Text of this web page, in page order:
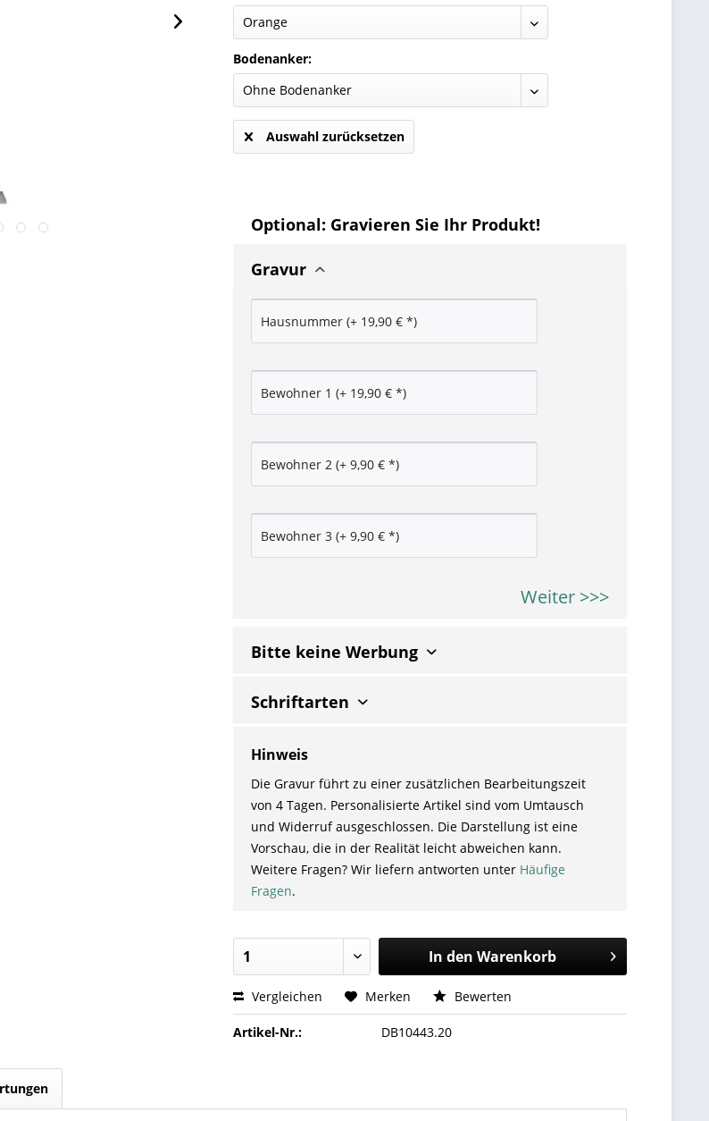
Bodenanker:
Auswahl zurücksetzen
Optional: Gravieren Sie Ihr Produkt!
Gravur
Weiter >>>
Bitte keine Werbung
Schriftarten
Hinweis
Die Gravur führt zu einer zusätzlichen Bearbeitungszeit
von 4 Tagen. Personalisierte Artikel sind vom Umtausch
und Widerruf ausgeschlossen. Die Darstellung ist eine
Vorschau, die in der Realität leicht abweichen kann.
Weitere Fragen? Wir liefern antworten unter Häufige
Fragen.
In den Warenkorb
Vergleichen Merken Bewerten
Artikel-Nr.: DB10443.20